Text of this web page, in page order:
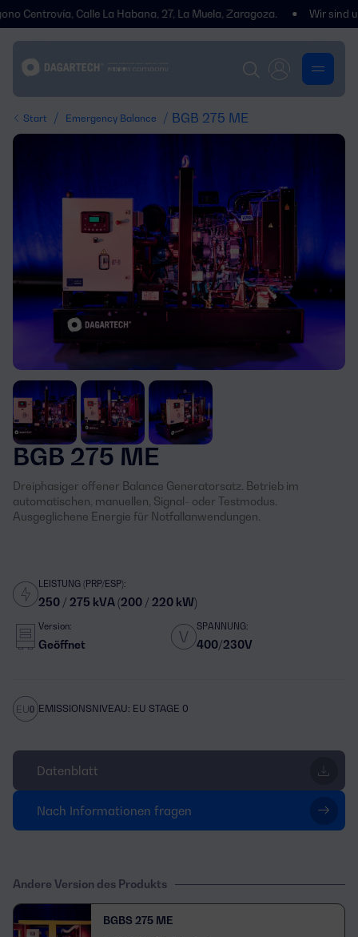
Calle La Habana, 27, La Muela, Zaragoza. Wir sind
Start / Emergency Balance / BGB 275 ME
BGB 275 ME
Dreiphasiger offener Balance Generatorsatz. Betrieb im
automatischen, manuellen, Signal- oder Testmodus.
Ausgeglichene Energie für Notfallanwendungen.
LEISTUNG (PRP/ESP):
250 / 275 kVA (200 / 220 kW)
Version:
Geöffnet
SPANNUNG:
400/230V
EMISSIONSNIVEAU: EU STAGE 0
Datenblatt
Nach Informationen fragen
Andere Version des Produkts
BGBS 275 ME